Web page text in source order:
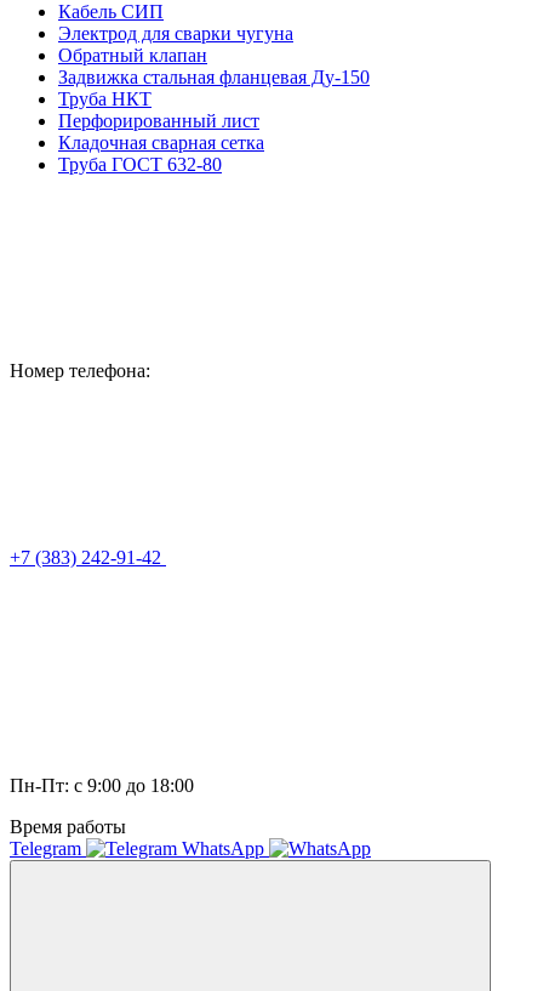
Кабель СИП
Электрод для сварки чугуна
Обратный клапан
Задвижка стальная фланцевая Ду-150
Труба НКТ
Перфорированный лист
Кладочная сварная сетка
Труба ГОСТ 632-80
Номер телефона:
+7 (383) 242-91-42
Пн-Пт: с 9:00 до 18:00
Время работы
Telegram
WhatsApp